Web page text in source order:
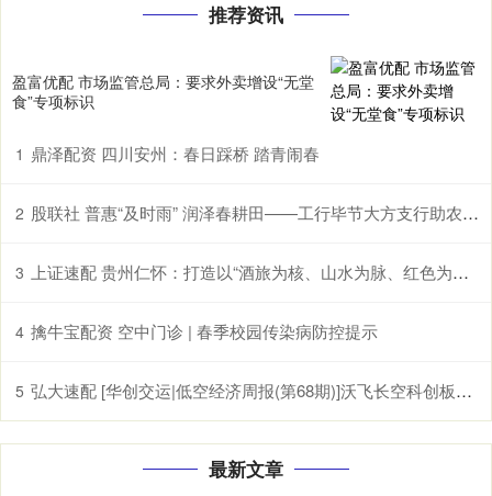
推荐资讯
盈富优配 市场监管总局：要求外卖增设“无堂
食”专项标识
1 鼎泽配资 四川安州：春日踩桥 踏青闹春
2 股联社 普惠“及时雨” 润泽春耕田——工行毕节大方支行助农企解困获赠锦旗
3 上证速配 贵州仁怀：打造以“酒旅为核、山水为脉、红色为魂”的国际山地度假目的地
4 擒牛宝配资 空中门诊 | 春季校园传染病防控提示
5 弘大速配 [华创交运|低空经济周报(第68期)]沃飞长空科创板上市辅导已备案, 头部eVTOL企业正加速获市场认可
最新文章